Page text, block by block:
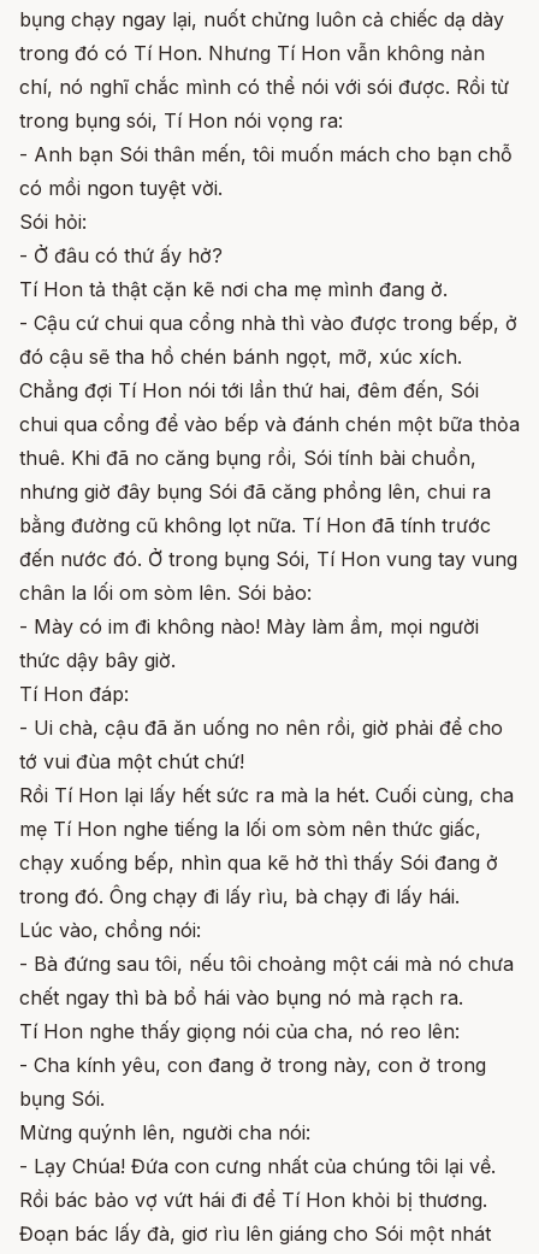
bụng chạy ngay lại, nuốt chửng luôn cả chiếc dạ dày
trong đó có Tí Hon. Nhưng Tí Hon vẫn không nản
chí, nó nghĩ chắc mình có thể nói với sói được. Rồi từ
trong bụng sói, Tí Hon nói vọng ra:
- Anh bạn Sói thân mến, tôi muốn mách cho bạn chỗ
có mồi ngon tuyệt vời.
Sói hỏi:
- Ở đâu có thứ ấy hở?
Tí Hon tả thật cặn kẽ nơi cha mẹ mình đang ở.
- Cậu cứ chui qua cổng nhà thì vào được trong bếp, ở
đó cậu sẽ tha hồ chén bánh ngọt, mỡ, xúc xích.
Chẳng đợi Tí Hon nói tới lần thứ hai, đêm đến, Sói
chui qua cổng để vào bếp và đánh chén một bữa thỏa
thuê. Khi đã no căng bụng rồi, Sói tính bài chuồn,
nhưng giờ đây bụng Sói đã căng phồng lên, chui ra
bằng đường cũ không lọt nữa. Tí Hon đã tính trước
đến nước đó. Ở trong bụng Sói, Tí Hon vung tay vung
chân la lối om sòm lên. Sói bảo:
- Mày có im đi không nào! Mày làm ầm, mọi người
thức dậy bây giờ.
Tí Hon đáp:
- Ui chà, cậu đã ăn uống no nên rồi, giờ phải để cho
tớ vui đùa một chút chứ!
Rồi Tí Hon lại lấy hết sức ra mà la hét. Cuối cùng, cha
mẹ Tí Hon nghe tiếng la lối om sòm nên thức giấc,
chạy xuống bếp, nhìn qua kẽ hở thì thấy Sói đang ở
trong đó. Ông chạy đi lấy rìu, bà chạy đi lấy hái.
Lúc vào, chồng nói:
- Bà đứng sau tôi, nếu tôi choảng một cái mà nó chưa
chết ngay thì bà bổ hái vào bụng nó mà rạch ra.
Tí Hon nghe thấy giọng nói của cha, nó reo lên:
- Cha kính yêu, con đang ở trong này, con ở trong
bụng Sói.
Mừng quýnh lên, người cha nói:
- Lạy Chúa! Đứa con cưng nhất của chúng tôi lại về.
Rồi bác bảo vợ vứt hái đi để Tí Hon khỏi bị thương.
Đoạn bác lấy đà, giơ rìu lên giáng cho Sói một nhát